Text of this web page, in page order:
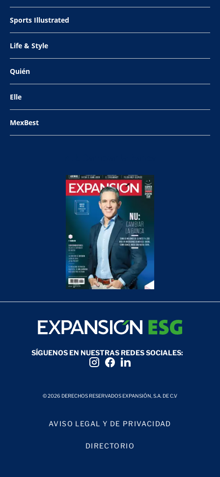
Sports Illustrated
Life & Style
Quién
Elle
MexBest
AVISO LEGAL Y DE PRIVACIDAD
DIRECTORIO
SÍGUENOS EN NUESTRAS REDES SOCIALES:
© 2026 DERECHOS RESERVADOS EXPANSIÓN, S.A. DE C.V